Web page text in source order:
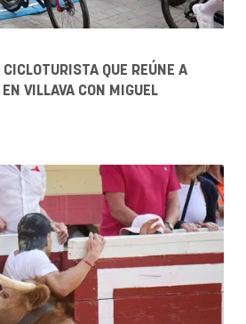
QUE REÚNE A
VILLAVA CON MIGUEL